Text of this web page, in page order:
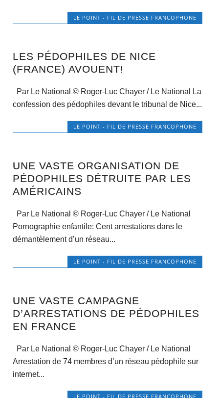
LE POINT - FIL DE PRESSE FRANCOPHONE
LES PÉDOPHILES DE NICE
(FRANCE) AVOUENT!
Par Le National © Roger-Luc Chayer / Le National La
confession des pédophiles devant le tribunal de Nice...
LE POINT - FIL DE PRESSE FRANCOPHONE
UNE VASTE ORGANISATION DE
PÉDOPHILES DÉTRUITE PAR LES
AMÉRICAINS
Par Le National © Roger-Luc Chayer / Le National
Pornographie enfantile: Cent arrestations dans le
démantèlement d’un réseau...
LE POINT - FIL DE PRESSE FRANCOPHONE
UNE VASTE CAMPAGNE
D’ARRESTATIONS DE PÉDOPHILES
EN FRANCE
Par Le National © Roger-Luc Chayer / Le National
Arrestation de 74 membres d’un réseau pédophile sur
internet...
LE POINT - FIL DE PRESSE FRANCOPHONE